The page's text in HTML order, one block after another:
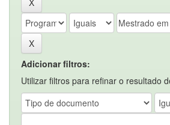
Adicionar filtros:
Utilizar filtros para refinar o resultado